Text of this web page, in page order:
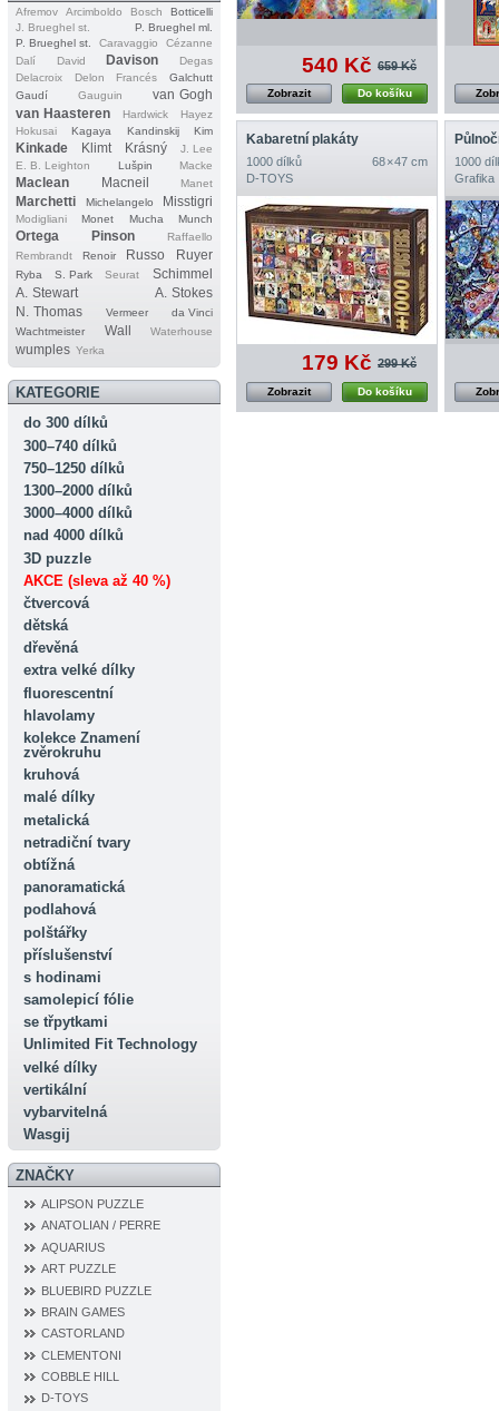
Afremov Arcimboldo Bosch
Botticelli
J. Brueghel st.
P. Brueghel ml.
P. Brueghel st.
Caravaggio
Cézanne
Dalí
David Davison
Degas
Delacroix
Delon Francés
Galchutt
Gaudí
Gauguin
van Gogh
van Haasteren
Hardwick
Hayez
Hokusai
Kagaya Kandinskij Kim
Kinkade Klimt Krásný
J. Lee
E. B. Leighton
Lušpin Macke
Maclean Macneil Manet
Marchetti Michelangelo Misstigri
Modigliani Monet Mucha Munch
Ortega Pinson
Raffaello
Rembrandt
Renoir Russo Ruyer
Ryba S. Park Seurat
Schimmel
A. Stewart
A. Stokes
N. Thomas
Vermeer
da Vinci
Wachtmeister
Wall Waterhouse
wumples Yerka
KATEGORIE
do 300 dílků
300–740 dílků
750–1250 dílků
1300–2000 dílků
3000–4000 dílků
nad 4000 dílků
3D puzzle
AKCE (sleva až 40 %)
čtvercová
dětská
dřevěná
extra velké dílky
fluorescentní
hlavolamy
kolekce Znamení
zvěrokruhu
kruhová
malé dílky
metalická
netradiční tvary
obtížná
panoramatická
podlahová
polštářky
příslušenství
s hodinami
samolepicí fólie
se třpytkami
Unlimited Fit Technology
velké dílky
vertikální
vybarvitelná
Wasgij
ZNAČKY
ALIPSON PUZZLE
ANATOLIAN / PERRE
AQUARIUS
ART PUZZLE
BLUEBIRD PUZZLE
BRAIN GAMES
CASTORLAND
CLEMENTONI
COBBLE HILL
D‐TOYS
540 Kč 659 Kč
Do košíku
Zobrazit
Kabaretní plakáty
1000 dílků
68 × 47 cm
D‐TOYS
179 Kč 299 Kč
Do košíku
Zobrazit
1000
Grafika